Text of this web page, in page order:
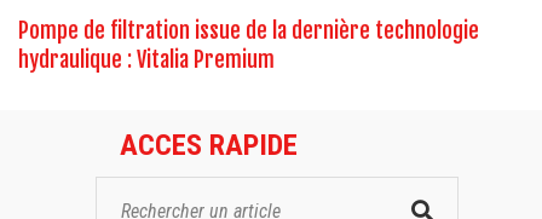
Pompe de filtration issue de la dernière technologie
hydraulique : Vitalia Premium
ACCES RAPIDE